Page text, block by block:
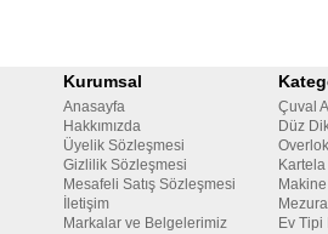
Kurumsal
Anasayfa
Hakkımızda
Üyelik Sözleşmesi
Gizlilik Sözleşmesi
Mesafeli Satış Sözleşmesi
İletişim
Markalar ve Belgelerimiz
Çuval
Düz
Ev